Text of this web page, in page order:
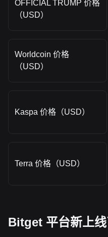
OFFICIAL TRUMP 价格
（USD）
Worldcoin 价格
（USD）
Kaspa 价格（USD）
Terra 价格（USD）
Bitget 平台新上